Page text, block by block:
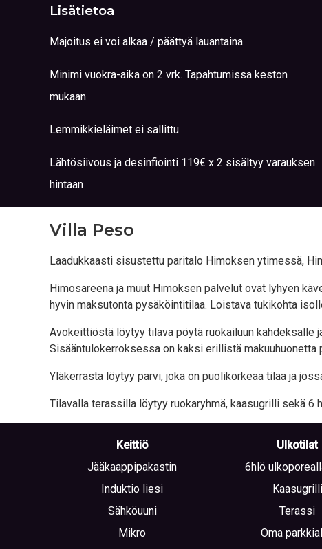
Lisätietoa
Majoitus ei voi alkaa / päättyä lauantaina
Minimi vuokra-aika on 2 vrk. Tapahtumissa keston
mukaan.
Lemmikkieläimet ei sallittu
Lähtösiivous ja desinfiointi 119€ x 2 sisältyy varauksen
hintaan
Villa Peso
Laadukkaasti sisustettu paritalo Himoksen ytimessä,
Himosareena ja muut Himoksen palvelut ovat lyhyen
hyvin maksutonta pysäköintitilaa. Loistava tukikohta
Avokeittiöstä löytyy tilava pöytä ruokailuun kahdeksalle
Sisääntulokerroksessa on kaksi erillistä
Yläkerrasta löytyy parvi, joka on puolikorkeaa tilaa ja
Tilavalla terassilla löytyy ruokaryhmä, kaasugrilli sekä 6
Keittiö
Jääkaappipakastin
Induktio liesi
Sähköuuni
Mikro
Ulkotilat
6hlö
Kaasugrilli
Terassi
Oma